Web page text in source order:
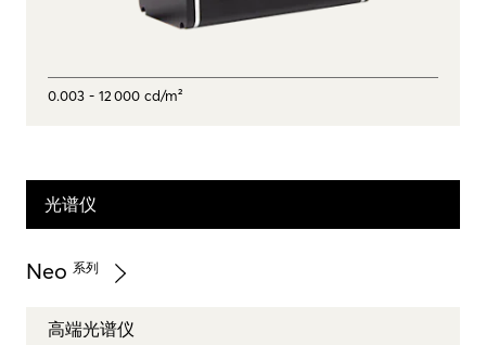
0.003 - 12 000 cd/m²
光谱仪
Neo 系列
高端光谱仪